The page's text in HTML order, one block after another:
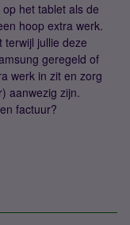
het tablet als de
hoop extra werk.
terwijl jullie deze
geregeld of
werk in zit en zorg
aanwezig zijn.
factuur?